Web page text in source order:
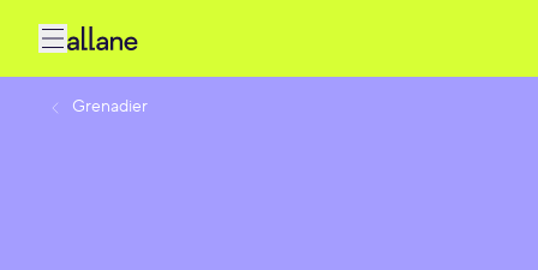
Grenadier